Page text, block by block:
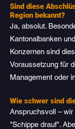
Sind diese
Region bekannt?
Ja, absolut.
Kantonalbanken
Konzernen sind
Voraussetzung für
Management oder
Wie schwer sind
Anspruchsvoll –
"Schippe drauf".